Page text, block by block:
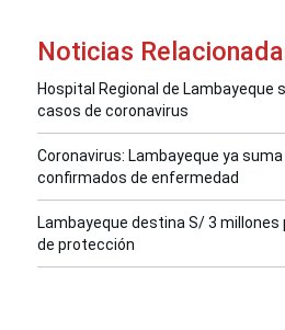
Noticias
Hospital Regional de Lambayeque
casos de coronavirus
Coronavirus: Lambayeque ya
confirmados de enfermedad
Lambayeque destina S/ 3
de protección